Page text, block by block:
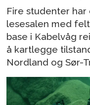
Fire studenter
lesesalen med
base i Kabelvåg
å kartlegge
Nordland og Sør-